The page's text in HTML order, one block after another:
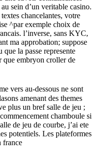
sein d’un veritable casino.
chancelantes, votre
^par exemple choix de
l’inverse, sans KYC,
ma approbation; suppose
la passe represente
que embryon croller de
vers au-dessous ne sont
amenant des themes
plus un bref salle de jeu ;
chamboule si
de jeu de courbe, j’ai ete
potentiels. Les plateformes
france